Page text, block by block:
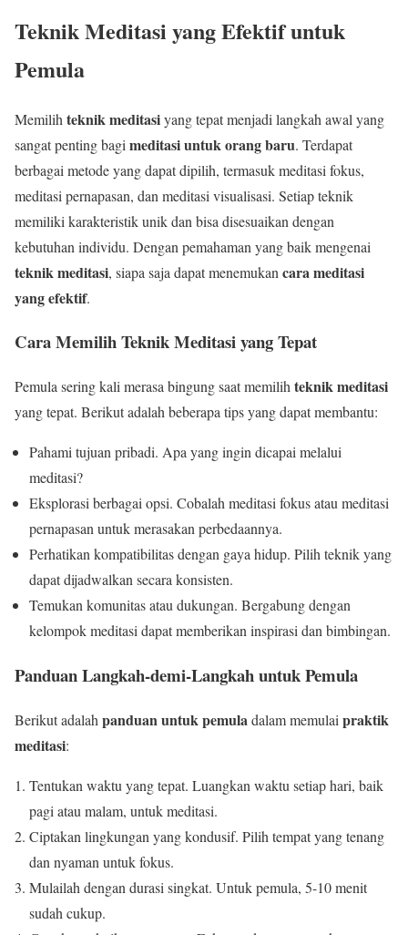
Teknik Meditasi yang Efektif untuk
Pemula
Memilih teknik meditasiyang tepat menjadi langkah awal yang
sangat penting bagi meditasi untuk orang baru. Terdapat
berbagai metode yang dapat dipilih, termasuk meditasi fokus,
meditasi pernapasan, dan meditasi visualisasi. Setiap teknik
memiliki karakteristik unik dan bisa disesuaikan dengan
kebutuhan individu. Dengan pemahaman yang baik mengenai
teknik meditasi, siapa saja dapat menemukan cara meditasi
yang efektif.
Cara Memilih Teknik Meditasi yang Tepat
Pemula sering kali merasa bingung saat memilih teknik meditasi
yang tepat. Berikut adalah beberapa tips yang dapat membantu:
Pahami tujuan pribadi. Apa yang ingin dicapai melalui
meditasi?
Eksplorasi berbagai opsi. Cobalah meditasi fokus atau meditasi
pernapasan untuk merasakan perbedaannya.
Perhatikan kompatibilitas dengan gaya hidup. Pilih teknik yang
dapat dijadwalkan secara konsisten.
Temukan komunitas atau dukungan. Bergabung dengan
kelompok meditasi dapat memberikan inspirasi dan bimbingan.
Panduan Langkah-demi-Langkah untuk Pemula
Berikut adalah panduan untuk pemula dalam memulai praktik
meditasi:
Tentukan waktu yang tepat. Luangkan waktu setiap hari, baik
pagi atau malam, untuk meditasi.
Ciptakan lingkungan yang kondusif. Pilih tempat yang tenang
dan nyaman untuk fokus.
Mulailah dengan durasi singkat. Untuk pemula, 5-10 menit
sudah cukup.